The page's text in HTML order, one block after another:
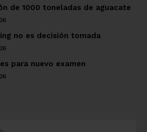
de 1000 toneladas de aguacate
no es decisión tomada
para nuevo examen